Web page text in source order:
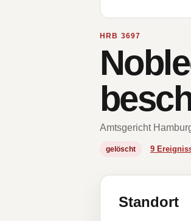
HRB 3697
Amtsgericht
gelöscht 9
Standort